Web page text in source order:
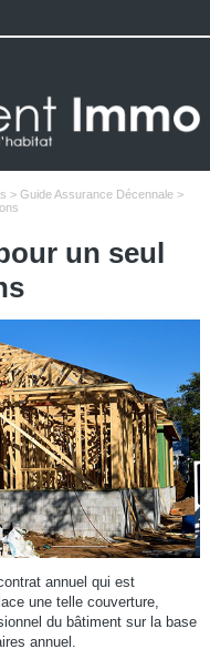
> Guide Assurance Décennale>
un seul
annuel qui est
une telle couverture,
du bâtiment sur la base
annuel.